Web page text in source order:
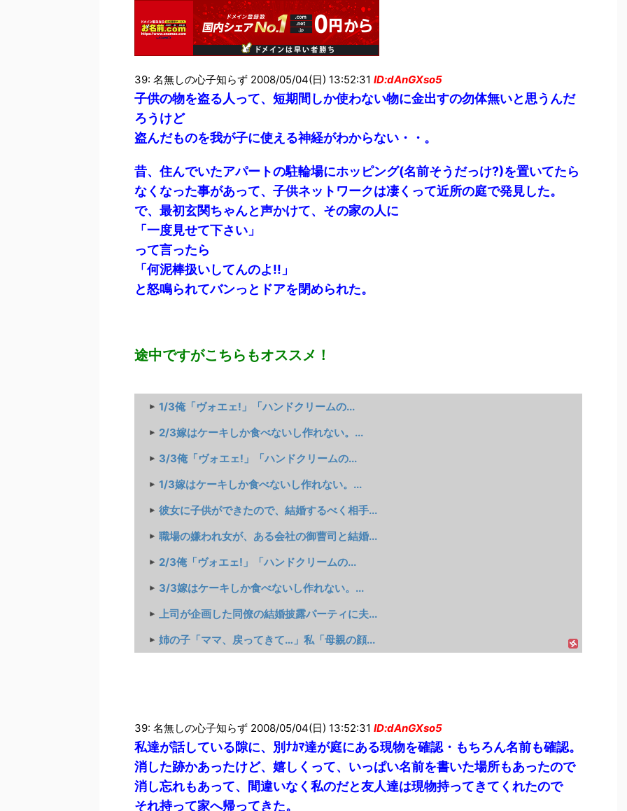
39: 名無しの心子知らず 2008/05/04(日) 13:52:31 ID:dAnGXso5
子供の物を盗る人って、短期間しか使わない物に金出すの勿体無いと思うんだ
ろうけど
盗んだものを我が子に使える神経がわからない・・。
昔、住んでいたアパートの駐輪場にホッピング(名前そうだっけ?)を置いてたら
なくなった事があって、子供ネットワークは凄くって近所の庭で発見した。
で、最初玄関ちゃんと声かけて、その家の人に
「一度見せて下さい」
って言ったら
「何泥棒扱いしてんのよ!!」
と怒鳴られてバンっとドアを閉められた。
途中ですがこちらもオススメ！
1/3俺「ヴォエェ!」「ハンドクリームの...
2/3嫁はケーキしか食べないし作れない。...
3/3俺「ヴォエェ!」「ハンドクリームの...
1/3嫁はケーキしか食べないし作れない。...
彼女に子供ができたので、結婚するべく相手...
職場の嫌われ女が、ある会社の御曹司と結婚...
2/3俺「ヴォエェ!」「ハンドクリームの...
3/3嫁はケーキしか食べないし作れない。...
上司が企画した同僚の結婚披露パーティに夫...
姉の子「ママ、戻ってきて…」私「母親の顔...
39: 名無しの心子知らず 2008/05/04(日) 13:52:31 ID:dAnGXso5
私達が話している隙に、別ﾅｶﾏ達が庭にある現物を確認・もちろん名前も確認。
消した跡かあったけど、嬉しくって、いっぱい名前を書いた場所もあったので
消し忘れもあって、間違いなく私のだと友人達は現物持ってきてくれたので
それ持って家へ帰ってきた。